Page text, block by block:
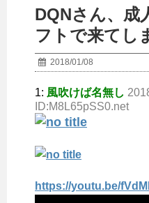
DQNさん、成
フトで来てし
2018/01/08
1: 風吹けば名無し
ID:M8L65pSS0.net
https://youtu.be/